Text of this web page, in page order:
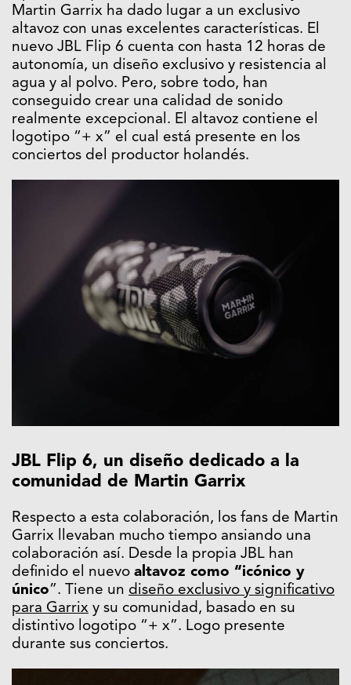
Martin Garrix ha dado lugar a un exclusivo
altavoz con unas excelentes características. El
nuevo JBL Flip 6 cuenta con hasta 12 horas de
autonomía, un diseño exclusivo y resistencia al
agua y al polvo. Pero, sobre todo, han
conseguido crear una calidad de sonido
realmente excepcional. El altavoz contiene el
logotipo “+ x” el cual está presente en los
conciertos del productor holandés.
JBL Flip 6, un diseño dedicado a la
comunidad de Martin Garrix
Respecto a esta colaboración, los fans de Martin
Garrix llevaban mucho tiempo ansiando una
colaboración así. Desde la propia JBL han
definido el nuevo altavoz como “icónico y
único”. Tiene un diseño exclusivo y significativo
para Garrix y su comunidad, basado en su
distintivo logotipo “+ x”. Logo presente
durante sus conciertos.